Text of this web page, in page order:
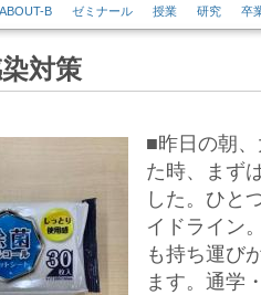
ABOUT-B ゼミナール 授業 研究 卒
対策
■昨日の朝
た時、まず
した。ひと
イドライン
も持ち運び
ます。通学